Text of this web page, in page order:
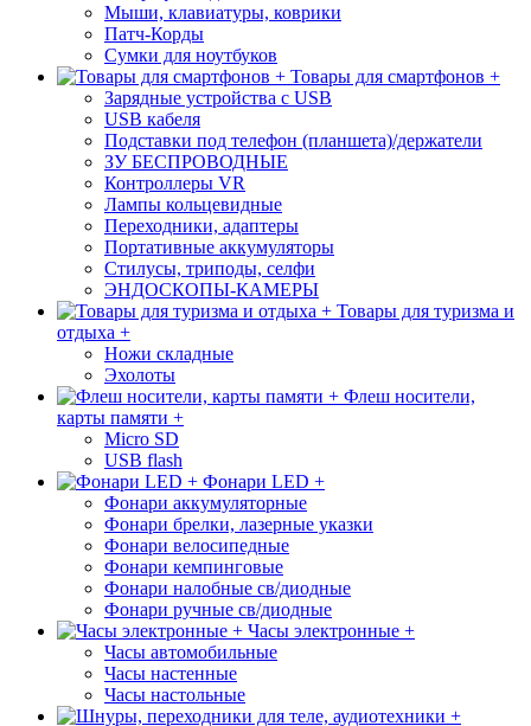
Мыши, клавиатуры, коврики
Патч-Корды
Сумки для ноутбуков
Товары для смартфонов +
Зарядные устройства с USB
USB кабеля
Подставки под телефон (планшета)/держатели
ЗУ БЕСПРОВОДНЫЕ
Контроллеры VR
Лампы кольцевидные
Переходники, адаптеры
Портативные аккумуляторы
Стилусы, триподы, селфи
ЭНДОСКОПЫ-КАМЕРЫ
Товары для туризма и
отдыха +
Ножи складные
Эхолоты
Флеш носители,
карты памяти +
Micro SD
USB flash
Фонари LED +
Фонари аккумуляторные
Фонари брелки, лазерные указки
Фонари велосипедные
Фонари кемпинговые
Фонари налобные св/диодные
Фонари ручные св/диодные
Часы электронные +
Часы автомобильные
Часы настенные
Часы настольные